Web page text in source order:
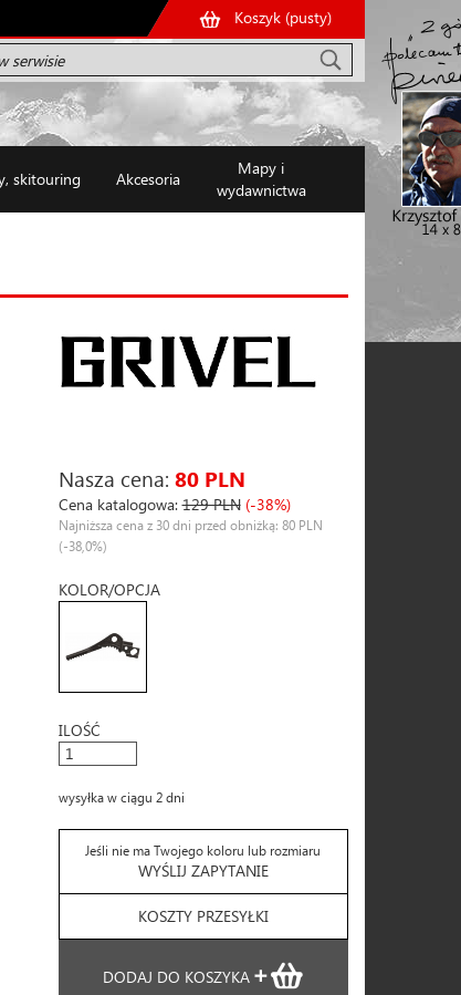
Koszyk (pusty)
skitouring Akcesoria
Mapy i
wydawnictwa
Nasza cena: 80 PLN
Cena katalogowa:129 PLN (-38%)
Najniższa cena z 30 dni przed obniżką: 80 PLN
(-38,0%)
KOLOR/OPCJA
ILOŚĆ
wysyłka w ciągu 2 dni
Jeśli nie ma Twojego koloru lub rozmiaru
WYŚLIJ ZAPYTANIE
KOSZTY PRZESYŁKI
DODAJ DO KOSZYKA